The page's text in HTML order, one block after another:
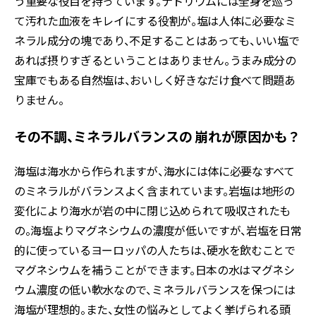
て汚れた血液をキレイにする役割が。塩は人体に必要なミ
ネラル成分の塊であり、不足することはあっても、いい塩で
あれば摂りすぎるということはありません。うまみ成分の
宝庫でもある自然塩は、おいしく好きなだけ食べて問題あ
りません。
その不調、ミネラルバランスの 崩れが原因かも？
海塩は海水から作られますが、海水には体に必要なすべて
のミネラルがバランスよく含まれています。岩塩は地形の
変化により海水が岩の中に閉じ込められて吸収されたも
の。海塩よりマグネシウムの濃度が低いですが、岩塩を日常
的に使っているヨーロッパの人たちは、硬水を飲むことで
マグネシウムを補うことができます。日本の水はマグネシ
ウム濃度の低い軟水なので、ミネラルバランスを保つには
海塩が理想的。また、女性の悩みとしてよく挙げられる頭